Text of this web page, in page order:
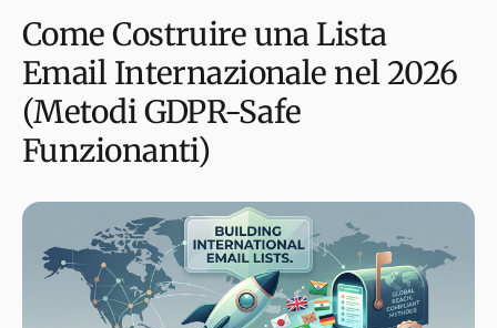
Come Costruire una Lista
Email Internazionale nel 2026
(Metodi GDPR-Safe
Funzionanti)